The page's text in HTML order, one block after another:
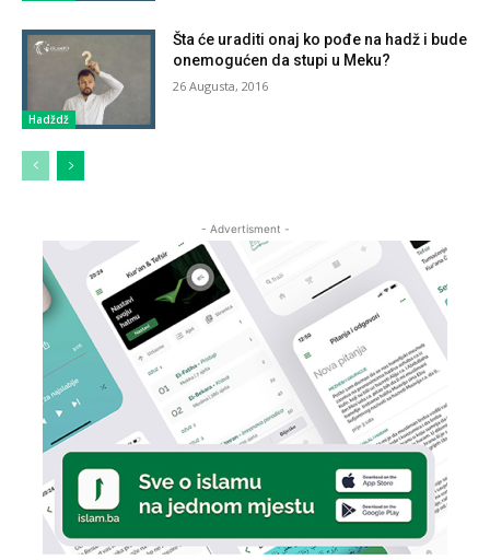
Hadždž
Šta će uraditi onaj ko pođe na hadž i bude
onemogućen da stupi u Meku?
26 Augusta, 2016
- Advertisment -